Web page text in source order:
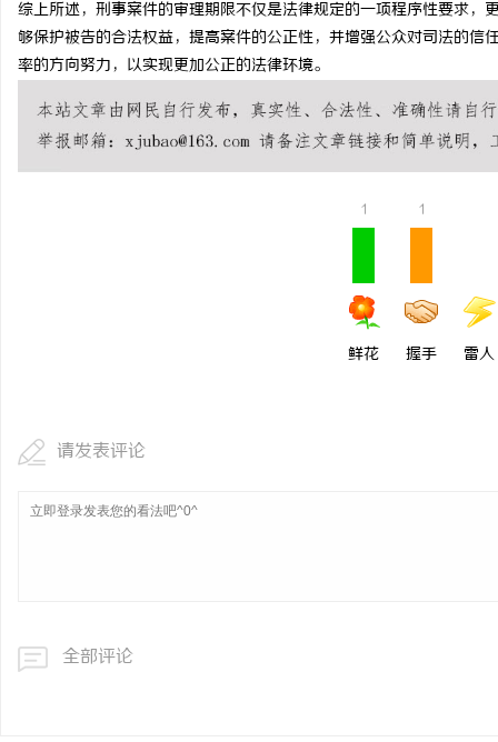
综上所述，刑事案件的审理期限不仅是法律规定的一项程序性要求
够保护被告的合法权益，提高案件的公正性，并增强公众对司法的
率的方向努力，以实现更加公正的法律环境。
1
鲜花
1
握手 雷人
请发表评论
全部评论